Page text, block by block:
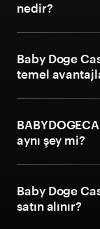
nedir?
Baby Doge
temel
aynı şey mi?
Baby Doge
satın alınır?